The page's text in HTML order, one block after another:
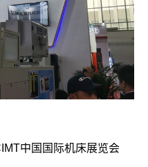
中国国际机床展览会